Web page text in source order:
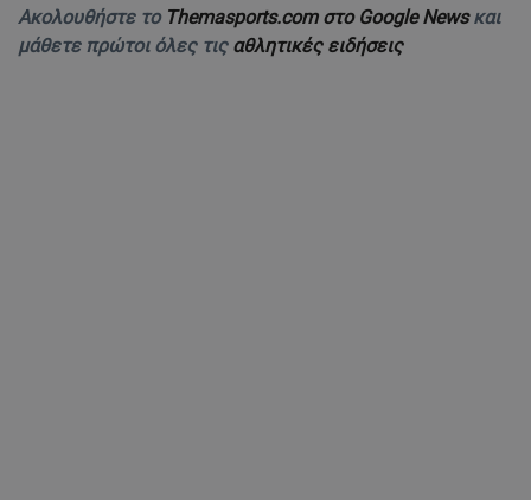
Ακολουθήστε το Themasports.com στο Google Newsκαι
μάθετε πρώτοι όλες τις αθλητικές ειδήσεις